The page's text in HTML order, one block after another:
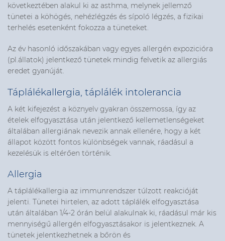
következtében alakul ki az asthma, melynek jellemző
tünetei a köhögés, nehézlégzés és sípoló légzés, a fizikai
terhelés esetenként fokozza a tüneteket.
Az év hasonló időszakában vagy egyes allergén expozicióra
(pl.állatok) jelentkező tünetek mindig felvetik az allergiás
eredet gyanúját.
Táplálékallergia, táplálék intolerancia
A két kifejezést a köznyelv gyakran összemossa, így az
ételek elfogyasztása után jelentkező kellemetlenségeket
általában allergiának nevezik annak ellenére, hogy a két
állapot között fontos különbségek vannak, ráadásul a
kezelésük is eltérően történik.
Allergia
A táplálékallergia az immunrendszer túlzott reakcióját
jelenti. Tünetei hirtelen, az adott táplálék elfogyasztása
után általában 1/4-2 órán belül alakulnak ki, ráadásul már kis
mennyiségű allergén elfogyasztásakor is jelentkeznek. A
tünetek jelentkezhetnek a bőrön és